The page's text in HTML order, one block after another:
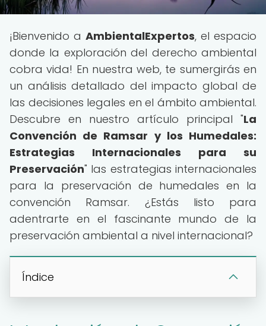
¡Bienvenido a AmbientalExpertos, el espacio
donde la exploración del derecho ambiental
cobra vida! En nuestra web, te sumergirás en
un análisis detallado del impacto global de
las decisiones legales en el ámbito ambiental.
Descubre en nuestro artículo principal "La
Convención de Ramsar y los Humedales:
Estrategias Internacionales para su
Preservación" las estrategias internacionales
para la preservación de humedales en la
convención Ramsar. ¿Estás listo para
adentrarte en el fascinante mundo de la
preservación ambiental a nivel internacional?
Índice